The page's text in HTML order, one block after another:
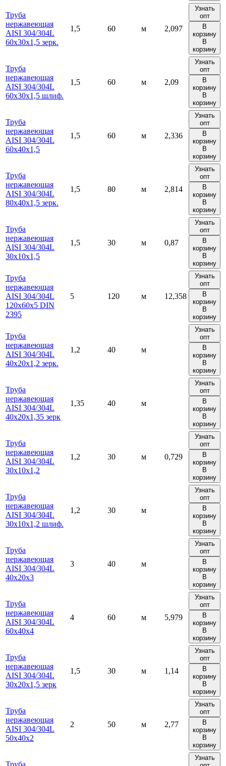
Труба
нержавеющая
AISI 304/304L
60х30х1,5 зерк.
1,5 60 м 2,097
Узнать
опт
В
корзину
В
корзину
Труба
нержавеющая
AISI 304/304L
60х30х1,5 шлиф.
1,5 60 м 2,09
Узнать
опт
В
корзину
В
корзину
Труба
нержавеющая
AISI 304/304L
60х40х1,5
1,5 60 м 2,336
Узнать
опт
В
корзину
В
корзину
Труба
нержавеющая
AISI 304/304L
80х40х1,5 зерк.
1,5 80 м 2,814
Узнать
опт
В
корзину
В
корзину
Труба
нержавеющая
AISI 304/304L
30х10х1,5
1,5 30 м 0,87
Узнать
опт
В
корзину
В
корзину
Труба
нержавеющая
AISI 304/304L
120х60х5 DIN
2395
5 120 м 12,358
Узнать
опт
В
корзину
В
корзину
Труба
нержавеющая
AISI 304/304L
40х20х1,2 зерк.
1,2 40 м
Узнать
опт
В
корзину
В
корзину
Труба
нержавеющая
AISI 304/304L
40х20х1,35 зерк
1,35 40 м
Узнать
опт
В
корзину
В
корзину
Труба
нержавеющая
AISI 304/304L
30х10х1,2
1,2 30 м 0,729
Узнать
опт
В
корзину
В
корзину
Труба
нержавеющая
AISI 304/304L
30х10х1,2 шлиф.
1,2 30 м
Узнать
опт
В
корзину
В
корзину
Труба
нержавеющая
AISI 304/304L
40х20х3
3 40 м
Узнать
опт
В
корзину
В
корзину
Труба
нержавеющая
AISI 304/304L
60х40х4
4 60 м 5,979
Узнать
опт
В
корзину
В
корзину
Труба
нержавеющая
AISI 304/304L
30х20х1,5 зерк
1,5 30 м 1,14
Узнать
опт
В
корзину
В
корзину
Труба
нержавеющая
AISI 304/304L
50х40х2
2 50 м 2,77
Узнать
опт
В
корзину
В
корзину
Труба
Узнать